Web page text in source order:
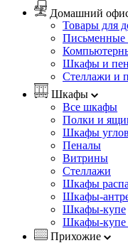
Домашний
Товары для
Письменные
Шкафы и
Стеллажи и
Шкафы
Все шкафы
Полки и
Шкафы
Пеналы
Витрины
Стеллажи
Шкафы
Шкафы-
Шкафы-купе
Шкафы-купе
Прихожие